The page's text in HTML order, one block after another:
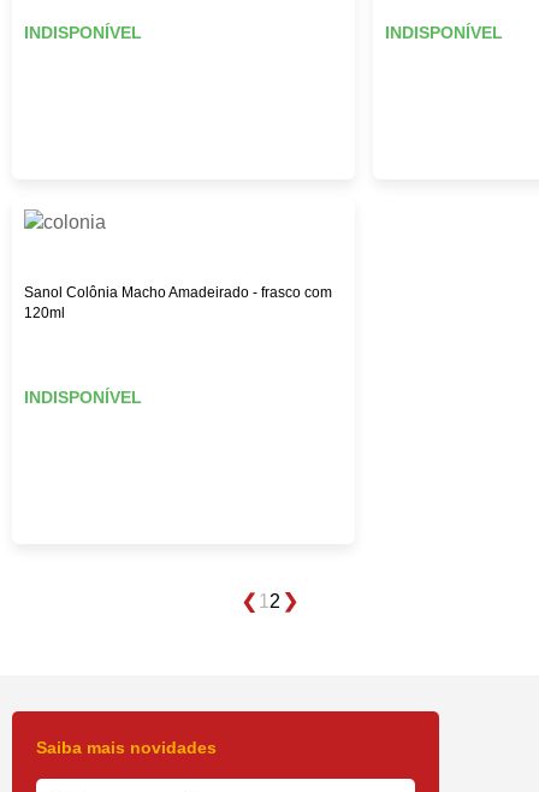
INDISPONÍVEL INDISPONÍVEL
Sanol Colônia Macho Amadeirado - frasco com
120ml
INDISPONÍVEL
1 2
Saiba mais novidades